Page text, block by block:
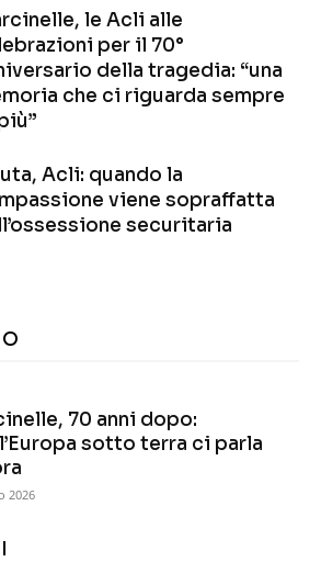
le Acli alle
per il 70°
della tragedia: “una
che ci riguarda sempre
Acli: quando la
viene sopraffatta
securitaria
70 anni dopo:
sotto terra ci parla
2026